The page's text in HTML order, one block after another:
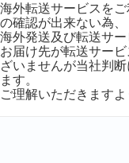
海外転送サービスを
の確認が出来ない為、
海外発送及び転送サ
お届け先が転送サー
ざいませんが当社判
ます。
ご理解いただきます